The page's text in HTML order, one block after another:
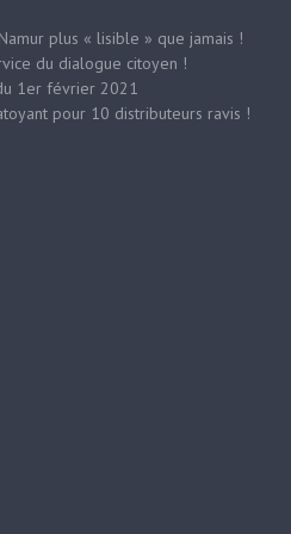
plus « lisible » que jamais !
du dialogue citoyen !
1er février 2021
pour 10 distributeurs ravis !